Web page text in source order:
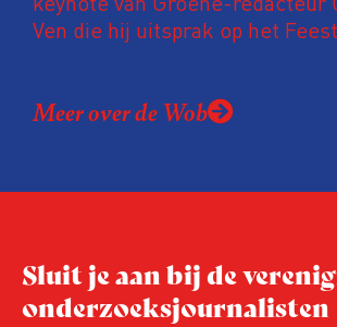
Ven die hij uitsprak op het
Coen uit zijn zorgen over de
de macht, de pers en het
Niet de maker, maar de
relevant in tijden van nieuwe
Hoe moet de journalistiek
Meer over de Wob
Sluit je aan bij de
onderzoeksjournalisten